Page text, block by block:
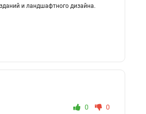
и ландшафтного дизайна.
0 0